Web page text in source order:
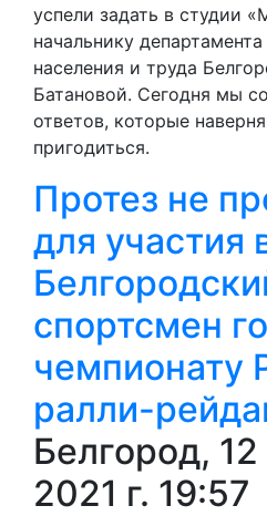
успели задать в студии
начальнику
населения и труда
Батановой. Сегодня мы
ответов, которые
пригодиться.
Протез не
для участия
спортсмен
чемпионату
ралли-
Белгород,
2021 г. 19:57